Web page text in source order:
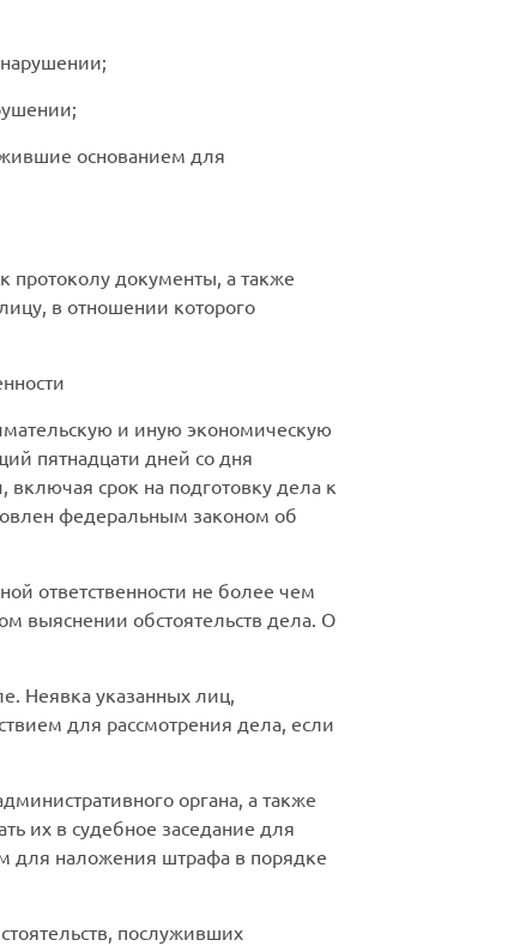
основанием для
протоколу документы, а также
в отношении которого
и иную экономическую
пятнадцати дней со дня
включая срок на подготовку дела к
федеральным законом об
ответственности не более чем
выяснении обстоятельств дела. О
Неявка указанных лиц,
для рассмотрения дела, если
органа, а также
их в судебное заседание для
для наложения штрафа в порядке
послуживших